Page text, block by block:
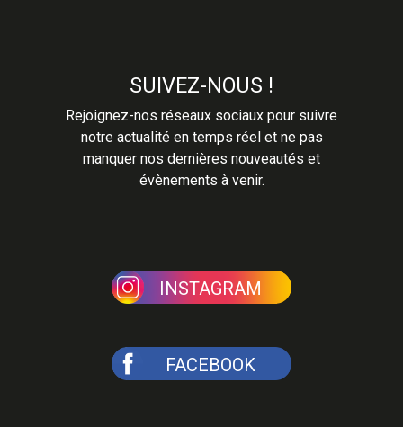
SUIVEZ-NOUS !
Rejoignez-nos réseaux sociaux pour suivre
notre actualité en temps réel et ne pas
manquer nos dernières nouveautés et
évènements à venir.
INSTAGRAM
FACEBOOK